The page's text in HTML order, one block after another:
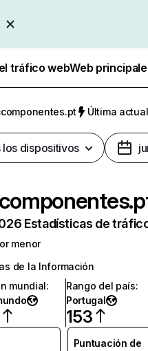
tráfico webWeb
Última
los dispositivos
Estadísticas de
menor
de la Información
mundial:
Rango del país:
Portugal
153
Puntuación de